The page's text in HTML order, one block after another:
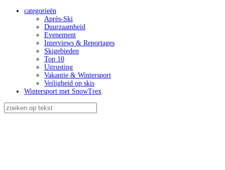
categorieën
Après-Ski
Duurzaamheid
Evenement
Interviews & Reportages
Skigebieden
Top 10
Uitrusting
Vakantie & Wintersport
Veiligheid op skis
Wintersport met SnowTrex